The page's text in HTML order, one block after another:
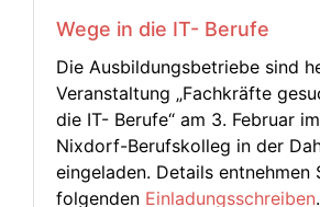
Wege in die IT- Berufe
Die Ausbildungsbetriebe sind
Veranstaltung „Fachkräfte
die IT- Berufe“ am 3. Februar
Nixdorf-Berufskolleg in der
eingeladen. Details entnehmen
folgenden Einladungsschreiben